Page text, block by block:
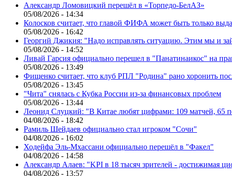
Александр Ломовицкий перешёл в «Торпедо-БелАЗ»
05/08/2026 - 14:34
Колосков считает, что главой ФИФА может быть только
05/08/2026 - 16:42
Георгий Джикия: "Надо исправлять ситуацию. Этим мы и
05/08/2026 - 14:52
Ливай Гарсия официально перешел в "Панатинаикос" на
05/08/2026 - 13:49
Фищенко считает, что клуб РПЛ "Родина" рано хоронить
05/08/2026 - 13:45
"Чита" снялась с Кубка России из-за финансовых проблем
05/08/2026 - 13:44
Леонид Слуцкий: "В Китае любят цифрами: 109 матчей, 65
04/08/2026 - 18:42
Рамиль Шейдаев официально стал игроком "Сочи"
04/08/2026 - 16:02
Ходейфа Эль-Мхассани официально перешёл в "Факел"
04/08/2026 - 14:58
Александр Алаев: "KPI в 18 тысяч зрителей - достижимая
04/08/2026 - 13:57